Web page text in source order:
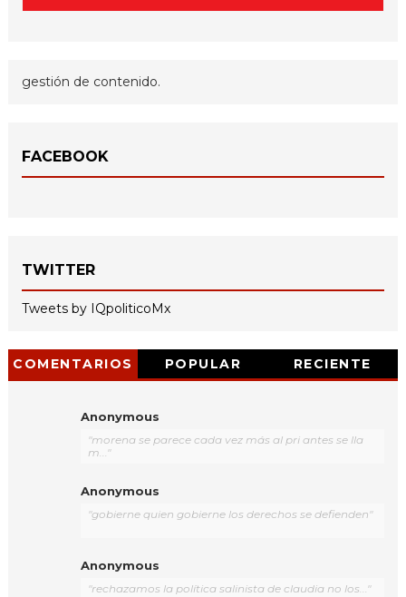
gestión de contenido.
FACEBOOK
TWITTER
Tweets by IQpoliticoMx
COMENTARIOS POPULAR RECIENTE
Anonymous
"morena se parece cada vez más al pri antes se lla
m..."
Anonymous
"gobierne quien gobierne los derechos se defienden"
Anonymous
"rechazamos la política salinista de claudia no los..."